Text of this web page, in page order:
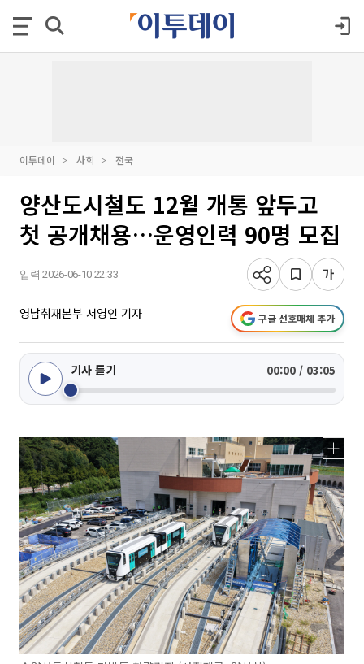
이투데이 사회 전국
양산도시철도 12월 개통 앞두고
첫 공개채용…운영인력 90명 모집
입력 2026-06-10 22:33
영남취재본부 서영인 기자 구글 선호매체 추가
기사 듣기 00:00 / 03:05